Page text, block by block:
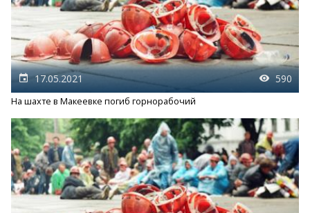
17.05.2021 590
На шахте в Макеевке погиб горнорабочий